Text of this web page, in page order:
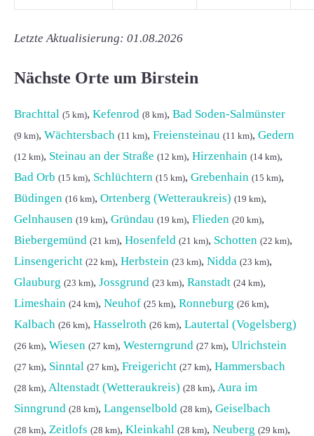
Letzte Aktualisierung: 01.08.2026
Nächste Orte um Birstein
Brachttal (5 km), Kefenrod (8 km), Bad Soden-Salmünster
(9 km), Wächtersbach (11 km), Freiensteinau (11 km), Gedern
(12 km), Steinau an der Straße (12 km), Hirzenhain (14 km),
Bad Orb (15 km), Schlüchtern (15 km), Grebenhain (15 km),
Büdingen (16 km), Ortenberg (Wetteraukreis) (19 km),
Gelnhausen (19 km), Gründau (19 km), Flieden (20 km),
Biebergemünd (21 km), Hosenfeld (21 km), Schotten (22 km),
Linsengericht (22 km), Herbstein (23 km), Nidda (23 km),
Glauburg (23 km), Jossgrund (23 km), Ranstadt (24 km),
Limeshain (24 km), Neuhof (25 km), Ronneburg (26 km),
Kalbach (26 km), Hasselroth (26 km), Lautertal (Vogelsberg)
(26 km), Wiesen (27 km), Westerngrund (27 km), Ulrichstein
(27 km), Sinntal (27 km), Freigericht (27 km), Hammersbach
(28 km), Altenstadt (Wetteraukreis) (28 km), Aura im
Sinngrund (28 km), Langenselbold (28 km), Geiselbach
(28 km), Zeitlofs (28 km), Kleinkahl (28 km), Neuberg (29 km),